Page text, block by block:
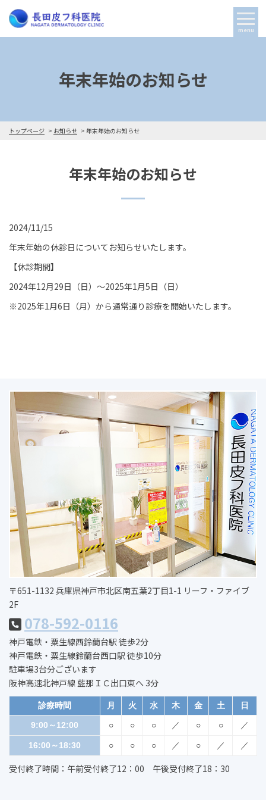
menu
年末年始のお知らせ
トップページ お知らせ 年末年始のお知らせ
年末年始のお知らせ
2024/11/15
年末年始の休診日についてお知らせいたします。
【休診期間】
2024年12月29日（日）～2025年1月5日（日）
※2025年1月6日（月）から通常通り診療を開始いたします。
〒651-1132 兵庫県神戸市北区南五葉2丁目1-1 リーフ・ファイブ
2F
078-592-0116
神戸電鉄・粟生線西鈴蘭台駅 徒歩2分
神戸電鉄・粟生線鈴蘭台西口駅 徒歩10分
駐車場3台分ございます
阪神高速北神戸線 藍那ＩＣ出口東へ 3分
診療時間 月 火 水 木 金 土 日
9:00～12:00 ○ ○ ○ ／ ○ ○ ／
16:00～18:30 ○ ○ ○ ／ ○ ／ ／
受付終了時間：午前受付終了12：00 午後受付終了18：30